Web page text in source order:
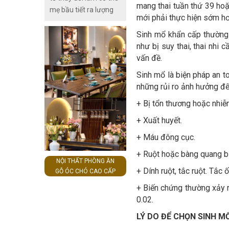
mang thai tuần thứ 39
mới phải thực hiện sớm
Sinh mổ khẩn cấp
như bị suy thai, thai nhi
vấn đề.
Sinh mổ là biện pháp an
những rủi ro ảnh hưởng
+ Bị tổn thương hoặc
+ Xuất huyết.
+ Máu đông cục.
+ Ruột hoặc bàng quang
+ Dính ruột, tắc ruột. Tắc
+ Biến chứng thường xảy
0.02.
LÝ DO ĐỂ CHỌN SINH
mẹ bầu tiết ra lượng
mặt của mẹ trở nên
nhờn và khô sần thiếu
sức sống, đây được
coi là một trong
những tác nhân gây
ra mụn. Để cải thiện
tình trạng này, cách
tốt nhất ngoài việc ăn
uống những chất dinh
dưỡng giàu vitamin và
chất xơ mẹ bầu nên
sự dụng sản phẩm
sữa rửa mặt để giúp
NỘI THẤT PHÒNG ĂN
GỖ ÓC CHÓ CAO CẤP